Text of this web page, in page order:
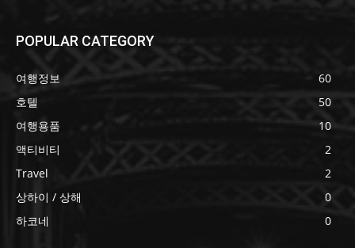
POPULAR CATEGORY
여행정보
60
호텔
50
여행용품
10
액티비티
2
Travel
2
상하이 / 상해
0
하코네
0